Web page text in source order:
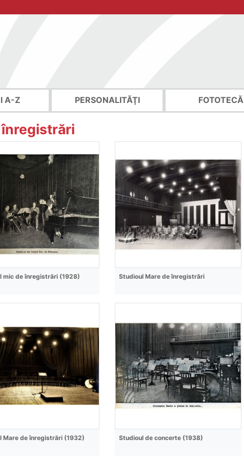
A-Z PERSONALITĂŢI FOTOTECĂ
mic de înregistrări (1928) Studioul Mare de înregistrări
Mare de înregistrări (1932) Studioul de concerte (1938)